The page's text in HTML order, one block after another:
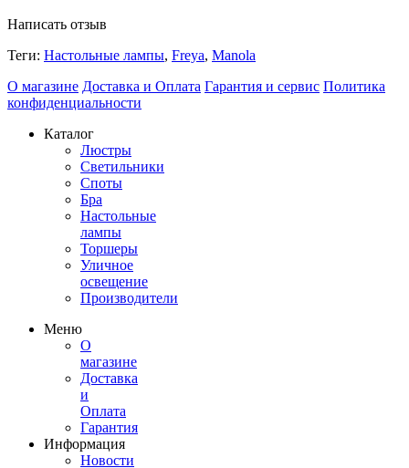
Написать отзыв
Теги: Настольные лампы, Freya, Manola
О магазине Доставка и Оплата Гарантия и сервис Политика
конфиденциальности
Каталог
Люстры
Светильники
Споты
Бра
Настольные
лампы
Торшеры
Уличное
освещение
Производители
Меню
О
магазине
Доставка
и
Оплата
Гарантия
Информация
Новости